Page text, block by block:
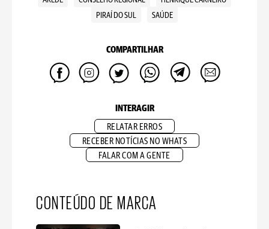
PIRAÍ DO SUL
SAÚDE
COMPARTILHAR
INTERAGIR
RELATAR ERROS
RECEBER NOTÍCIAS NO WHATS
FALAR COM A GENTE
CONTEÚDO DE MARCA